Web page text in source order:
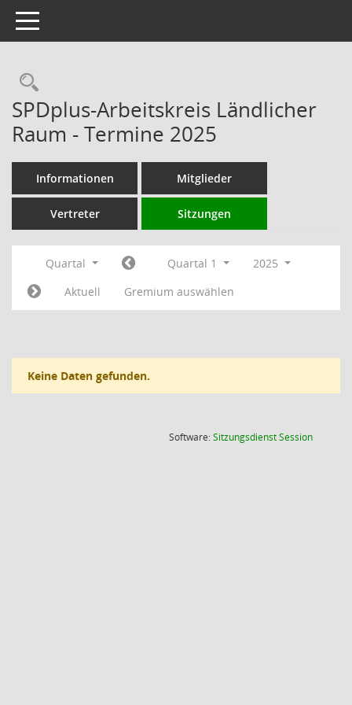
Toggle navigation
Rechercheauswahl
SPDplus-Arbeitskreis Ländlicher
Raum - Termine 2025
Informationen Mitglieder
Vertreter Sitzungen
Quartal Quartal 1
2025
Aktuell
Gremium auswählen
Keine Daten gefunden.
Software:SitzungsdienstSession(Wird in